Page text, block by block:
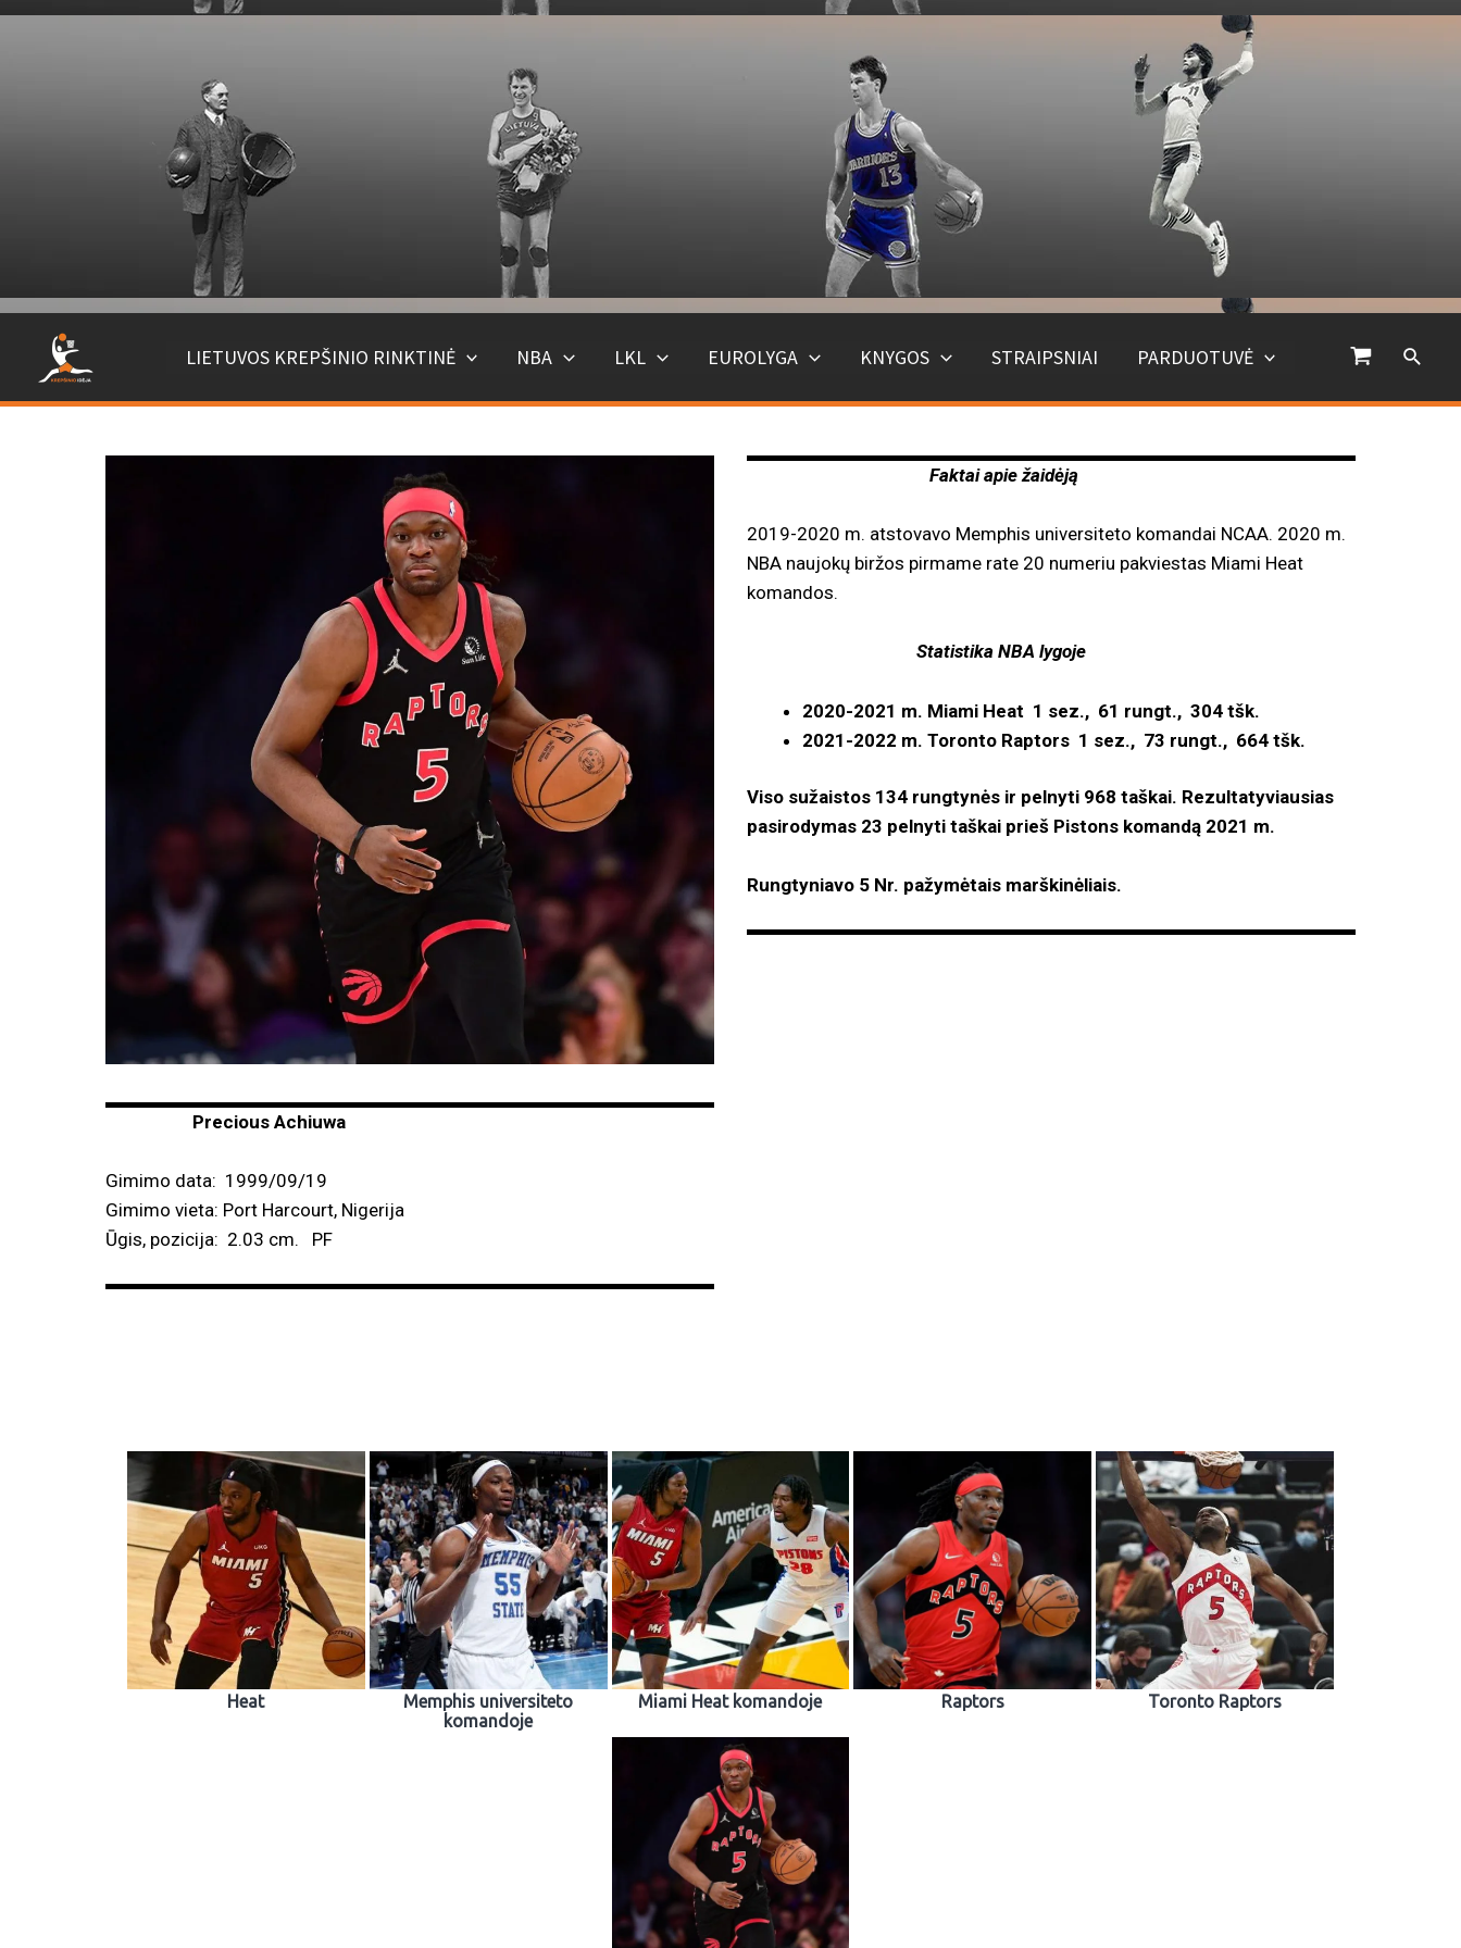
LIETUVOS KREPŠINIO RINKTINĖ NBA LKL EUROLYGA KNYGOS STRAIPSNIAI PARDUOTUVĖ
Precious Achiuwa
Gimimo data: 1999/09/19
Gimimo vieta: Port Harcourt, Nigerija
Ūgis, pozicija: 2.03 cm. PF
Faktai apie žaidėją
2019-2020 m. atstovavo Memphis universiteto komandai NCAA. 2020 m.
NBA naujokų biržos pirmame rate 20 numeriu pakviestas Miami Heat
komandos.
Statistika NBA lygoje
2020-2021 m. Miami Heat 1 sez., 61 rungt., 304 tšk.
2021-2022 m. Toronto Raptors 1 sez., 73 rungt., 664 tšk.
Viso sužaistos 134 rungtynės ir pelnyti 968 taškai. Rezultatyviausias
pasirodymas 23 pelnyti taškai prieš Pistons komandą 2021 m.
Rungtyniavo 5 Nr. pažymėtais marškinėliais.
Heat
Memphis universiteto
komandoje
Miami Heat komandoje Raptors Toronto Raptors